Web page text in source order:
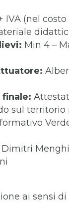
IVA (nel costo
Min 4 –
sul territorio
Dimitri
ai sensi